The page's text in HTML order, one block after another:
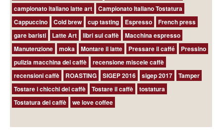
campionato italiano latte art
Campionato Italiano Tostatura
Cappuccino
Cold brew cup tasting Espresso
French press
gare baristi
Latte Art libri sul caffè
Macchina espresso
Manutenzione
moka Montare il latte Pressare il caffé
Pressino
pulizia macchina del caffè
recensione miscele caffè
recensioni caffè
ROASTING SIGEP 2016 sigep 2017
Tamper
Tostare i chicchi del caffè
Tostare il caffè
tostatura
Tostatura del caffè
we love coffee